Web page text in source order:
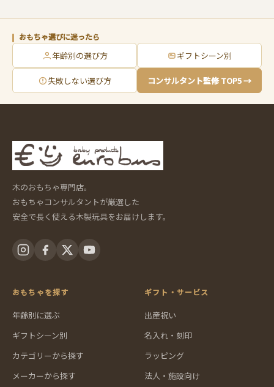
おもちゃ選びに迷ったら
年齢別の選び方 ギフトシーン別
失敗しない選び方 コンサルタント監修 TOP5 →
木のおもちゃ専門店。
おもちゃコンサルタントが厳選した
安全で長く使える木製玩具をお届けします。
おもちゃを探す
年齢別に選ぶ
ギフトシーン別
カテゴリーから探す
メーカーから探す
ギフト・サービス
出産祝い
名入れ・刻印
ラッピング
法人・施設向け